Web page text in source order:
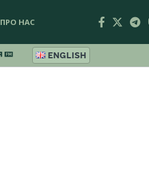
ПРО НАС
ENGLISH